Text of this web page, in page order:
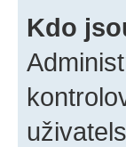
Kdo